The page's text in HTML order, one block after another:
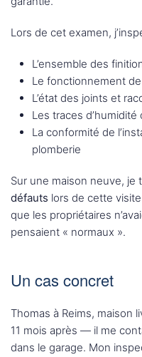
Lors de cet examen,
L’ensemble des
Le fonctionnement
L’état des joints et
Les traces
La conformité de
plomberie
Sur une maison neuve, je
défauts lors de cette
que les propriétaires
pensaient « normaux ».
Un cas concret
Thomas à Reims, maison
11 mois après — il me
dans le garage. Mon